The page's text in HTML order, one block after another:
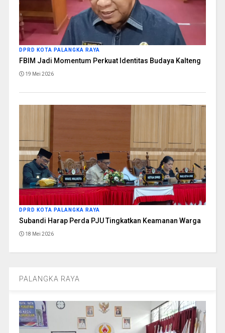
DPRD KOTA PALANGKA RAYA
FBIM Jadi Momentum Perkuat Identitas Budaya Kalteng
19 Mei 2026
DPRD KOTA PALANGKA RAYA
Subandi Harap Perda PJU Tingkatkan Keamanan Warga
18 Mei 2026
PALANGKA RAYA